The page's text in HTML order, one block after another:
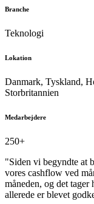
Branche
Teknologi
Lokation
Danmark, Tyskland,
Storbritannien
Medarbejdere
250+
"Siden vi begyndte at
vores cashflow ved
måneden, og det
allerede er blevet